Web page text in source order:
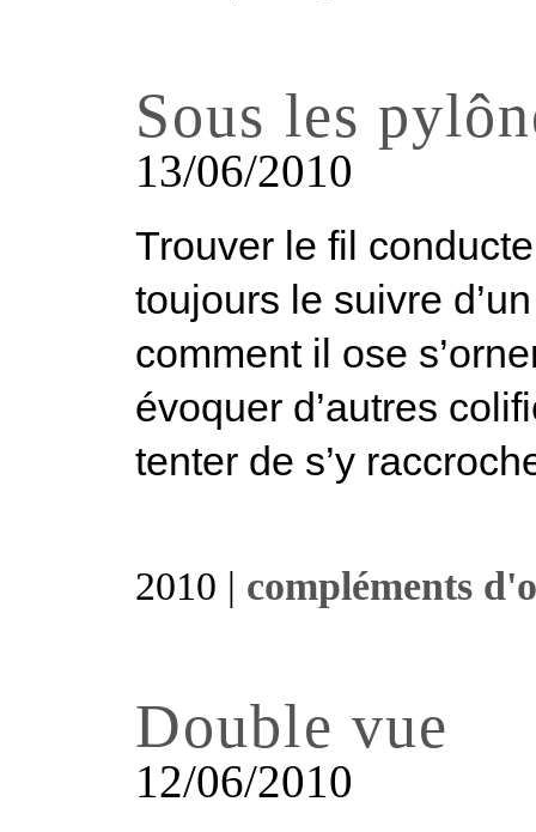
Sous les
13/06/2010
Trouver le fil
toujours le suivre
comment il ose
évoquer d’autres
tenter de s’y
2010 | compléments
Double vue
12/06/2010